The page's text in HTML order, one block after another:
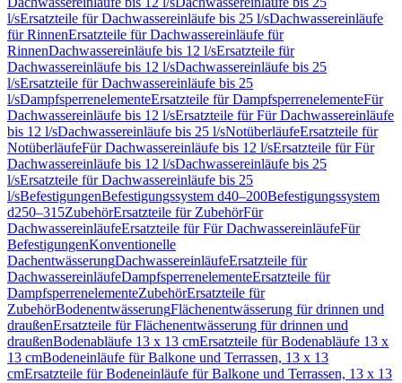
l/sErsatzteile für Dachwassereinläufe bis 25 l/sDachwassereinläufe
für RinnenErsatzteile für Dachwassereinläufe für
RinnenDachwassereinläufe bis 12 l/sErsatzteile für
Dachwassereinläufe bis 12 l/sDachwassereinläufe bis 25
l/sErsatzteile für Dachwassereinläufe bis 25
l/sDampfsperrenelementeErsatzteile für DampfsperrenelementeFür
Dachwassereinläufe bis 12 l/sErsatzteile für Für Dachwassereinläufe
bis 12 l/sDachwassereinläufe bis 25 l/sNotüberläufeErsatzteile für
NotüberläufeFür Dachwassereinläufe bis 12 l/sErsatzteile für Für
Dachwassereinläufe bis 12 l/sDachwassereinläufe bis 25
l/sErsatzteile für Dachwassereinläufe bis 25
l/sBefestigungenBefestigungssystem d40–200Befestigungssystem
d250–315ZubehörErsatzteile für ZubehörFür
DachwassereinläufeErsatzteile für Für DachwassereinläufeFür
BefestigungenKonventionelle
DachentwässerungDachwassereinläufeErsatzteile für
DachwassereinläufeDampfsperrenelementeErsatzteile für
DampfsperrenelementeZubehörErsatzteile für
ZubehörBodenentwässerungFlächenentwässerung für drinnen und
draußenErsatzteile für Flächenentwässerung für drinnen und
draußenBodenabläufe 13 x 13 cmErsatzteile für Bodenabläufe 13 x
13 cmBodeneinläufe für Balkone und Terrassen, 13 x 13
cmErsatzteile für Bodeneinläufe für Balkone und Terrassen, 13 x 13